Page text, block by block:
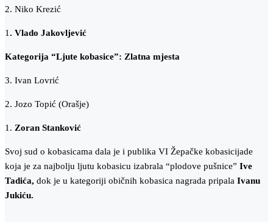
2. Niko Krezić
1. Vlado Jakovljević
Kategorija “Ljute kobasice”: Zlatna mjesta
3. Ivan Lovrić
2. Jozo Topić (Orašje)
1. Zoran Stanković
Svoj sud o kobasicama dala je i publika VI Žepačke kobasicijade
koja je za najbolju ljutu kobasicu izabrala “plodove pušnice” Ive
Tadića, dok je u kategoriji običnih kobasica nagrada pripala Ivanu
Jukiću.